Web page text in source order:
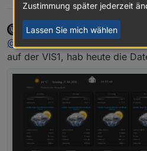
Offline
Andreas67 0 schrieb am21. Juni
zuletzt editiert von
@ rene_hmDanke für die Info,
auf der VIS1, hab heute die
Zustimmung später jederzeit
Lassen Sie mich wählen